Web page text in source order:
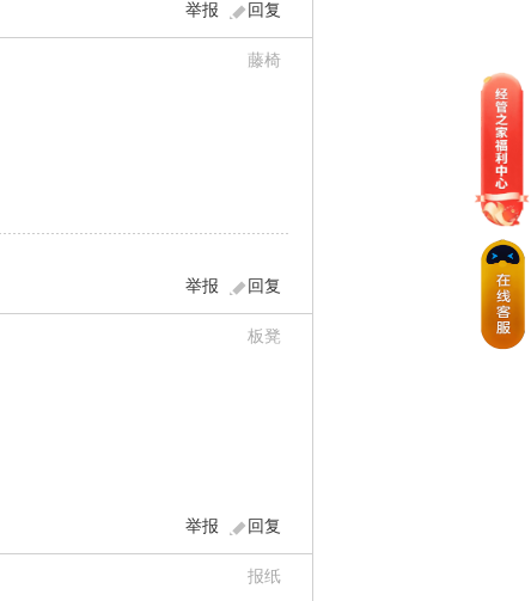
回复
举报
藤椅
回复
举报
板凳
回复
举报
报纸